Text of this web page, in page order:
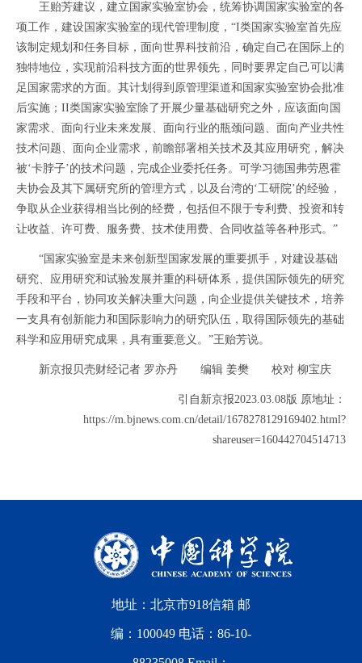
王贻芳建议，建立国家实验室协会，统筹协调国家实验室的各
项工作，建设国家实验室的现代管理制度，“I类国家实验室首先应
该制定规划和任务目标，面向世界科技前沿，确定自己在国际上的
独特地位，实现前沿科技方面的世界领先，同时要界定自己可以满
足国家需求的方面。其计划得到原管理渠道和国家实验室协会批准
后实施；II类国家实验室除了开展少量基础研究之外，应该面向国
家需求、面向行业未来发展、面向行业的瓶颈问题、面向产业共性
技术问题、面向企业需求，前瞻部署相关技术及其应用研究，解决
被‘卡脖子’的技术问题，完成企业委托任务。可学习德国弗劳恩霍
夫协会及其下属研究所的管理方式，以及台湾的‘工研院’的经验，
争取从企业获得相当比例的经费，包括但不限于专利费、投资和转
让收益、许可费、服务费、技术使用费、合同收益等各种形式。”
“国家实验室是未来创新型国家发展的重要抓手，对建设基础
研究、应用研究和试验发展并重的科研体系，提供国际领先的研究
手段和平台，协同攻关解决重大问题，向企业提供关键技术，培养
一支具有创新能力和国际影响力的研究队伍，取得国际领先的基础
科学和应用研究成果，具有重要意义。”王贻芳说。
新京报贝壳财经记者 罗亦丹 编辑 姜樊 校对 柳宝庆
引自新京报2023.03.08版 原地址：
https://m.bjnews.com.cn/detail/1678278129169402.html?
shareuser=160442704514713
地址：北京市918信箱 邮
编：100049 电话：86-10-